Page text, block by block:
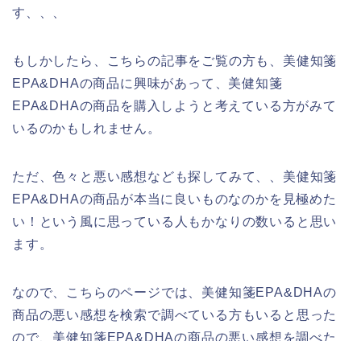
す、、、
もしかしたら、こちらの記事をご覧の方も、美健知箋
EPA&DHAの商品に興味があって、美健知箋
EPA&DHAの商品を購入しようと考えている方がみて
いるのかもしれません。
ただ、色々と悪い感想なども探してみて、、美健知箋
EPA&DHAの商品が本当に良いものなのかを見極めた
い！という風に思っている人もかなりの数いると思い
ます。
なので、こちらのページでは、美健知箋EPA&DHAの
商品の悪い感想を検索で調べている方もいると思った
ので、美健知箋EPA&DHAの商品の悪い感想を調べた